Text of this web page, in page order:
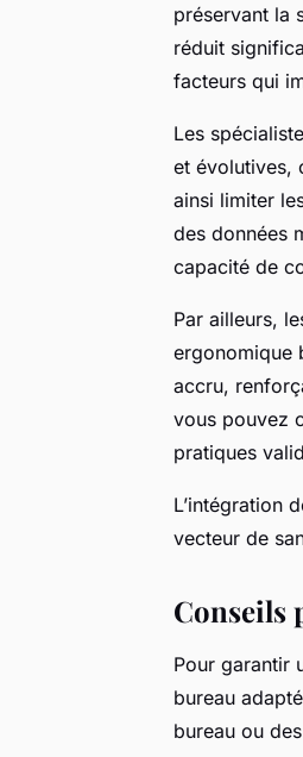
préservant la
réduit
facteurs qui
Les
et évolutives,
ainsi limiter
des données
capacité de
Par ailleurs,
ergonomique
accru,
vous pouvez
pratiques
L’intégration
vecteur de
Conseils
Pour garantir
bureau
bureau ou